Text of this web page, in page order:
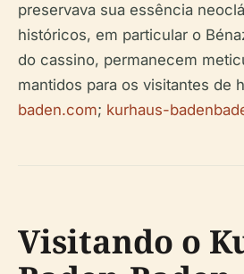
preservava sua essência
históricos, em particular o
do cassino, permanecem
mantidos para os visitantes de
baden.com; kurhaus-
Visitando o